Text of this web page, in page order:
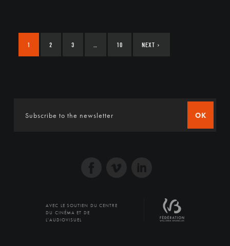
1 2 3 … 10 NEXT ›
OK
AVEC LE SOUTIEN DU CENTRE
DU CINÉMA ET DE
L'AUDIOVISUEL